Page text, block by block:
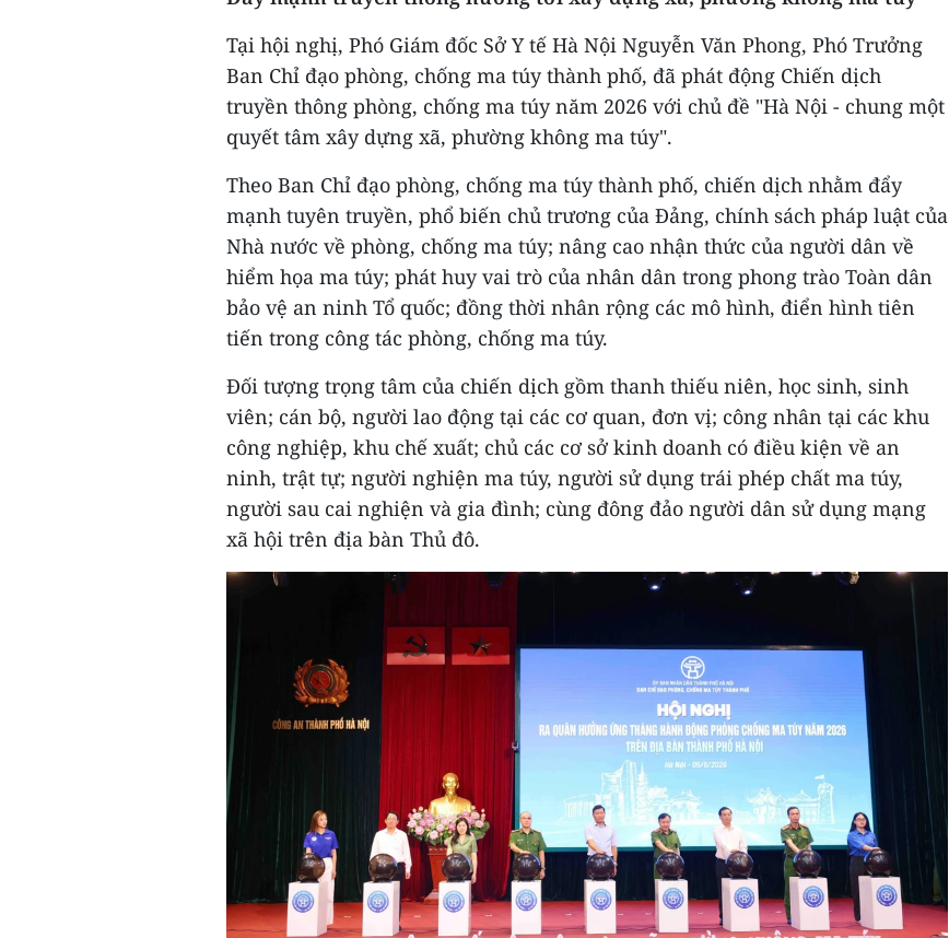
Tại hội nghị, Phó Giám đốc Sở Y tế Hà Nội Nguyễn Văn Phong, Phó Trưởng
Ban Chỉ đạo phòng, chống ma túy thành phố, đã phát động Chiến dịch
truyền thông phòng, chống ma túy năm 2026 với chủ đề "Hà Nội - chung một
quyết tâm xây dựng xã, phường không ma túy".
Theo Ban Chỉ đạo phòng, chống ma túy thành phố, chiến dịch nhằm đẩy
mạnh tuyên truyền, phổ biến chủ trương của Đảng, chính sách pháp luật của
Nhà nước về phòng, chống ma túy; nâng cao nhận thức của người dân về
hiểm họa ma túy; phát huy vai trò của nhân dân trong phong trào Toàn dân
bảo vệ an ninh Tổ quốc; đồng thời nhân rộng các mô hình, điển hình tiên
tiến trong công tác phòng, chống ma túy.
Đối tượng trọng tâm của chiến dịch gồm thanh thiếu niên, học sinh, sinh
viên; cán bộ, người lao động tại các cơ quan, đơn vị; công nhân tại các khu
công nghiệp, khu chế xuất; chủ các cơ sở kinh doanh có điều kiện về an
ninh, trật tự; người nghiện ma túy, người sử dụng trái phép chất ma túy,
người sau cai nghiện và gia đình; cùng đông đảo người dân sử dụng mạng
xã hội trên địa bàn Thủ đô.